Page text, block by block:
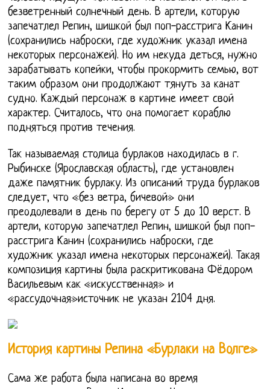
безветренный солнечный день. В артели, которую
запечатлел Репин, шишкой был поп-расстрига Канин
(сохранились наброски, где художник указал имена
некоторых персонажей). Но им некуда деться, нужно
зарабатывать копейки, чтобы прокормить семью, вот
таким образом они продолжают тянуть за канат
судно. Каждый персонаж в картине имеет свой
характер. Считалось, что она помогает кораблю
подняться против течения.
Так называемая столица бурлаков находилась в г.
Рыбинске (Ярославская область), где установлен
даже памятник бурлаку. Из описаний труда бурлаков
следует, что «без ветра, бичевой» они
преодолевали в день по берегу от 5 до 10 верст. В
артели, которую запечатлел Репин, шишкой был поп-
расстрига Канин (сохранились наброски, где
художник указал имена некоторых персонажей). Такая
композиция картины была раскритикована Фёдором
Васильевым как «искусственная» и
«рассудочная»источник не указан 2104 дня.
История картины Репина «Бурлаки на Волге»
Сама же работа была написана во время